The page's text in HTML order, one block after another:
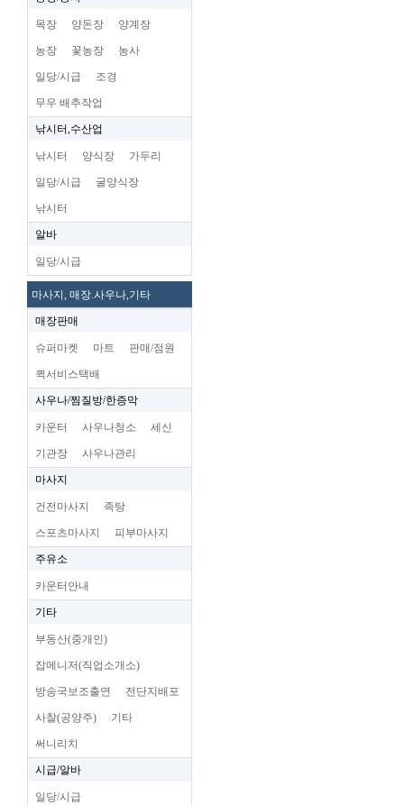
목장 양돈장 양계장
농장 꽃농장 농사
일당/시급 조경
무우 배추작업
낚시터,수산업
낚시터 양식장 가두리
일당/시급 굴양식장
낚시터
알바
일당/시급
마사지, 매장.사우나,기타
매장판매
슈퍼마켓 마트 판매/점원
퀵서비스택배
사우나/찜질방/한증막
카운터 사우나청소 세신
기관장 사우나관리
마사지
건전마사지 족탕
스포츠마사지 피부마사지
주유소
카운터안내
기타
부동산(중개인)
잡메니저(직업소개소)
방송국보조출연 전단지배포
사찰(공양주) 기타
써니리치
시급/알바
일당/시급